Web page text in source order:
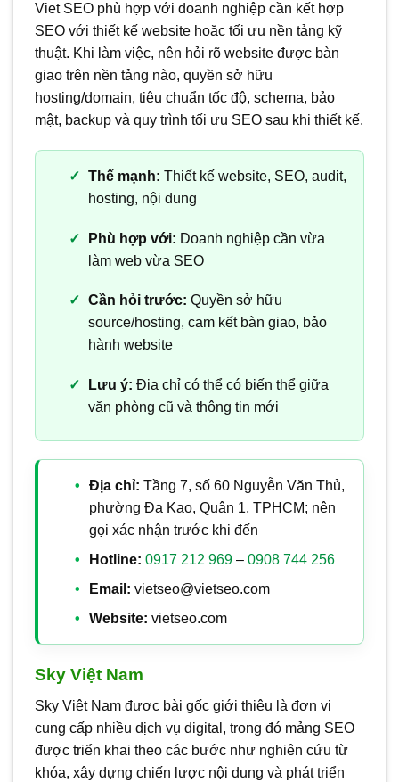
Viet SEO phù hợp với doanh nghiệp cần kết hợp
SEO với thiết kế website hoặc tối ưu nền tảng kỹ
thuật. Khi làm việc, nên hỏi rõ website được bàn
giao trên nền tảng nào, quyền sở hữu
hosting/domain, tiêu chuẩn tốc độ, schema, bảo
mật, backup và quy trình tối ưu SEO sau khi thiết kế.
Thế mạnh: Thiết kế website, SEO, audit,
hosting, nội dung
Phù hợp với: Doanh nghiệp cần vừa
làm web vừa SEO
Cần hỏi trước: Quyền sở hữu
source/hosting, cam kết bàn giao, bảo
hành website
Lưu ý: Địa chỉ có thể có biến thể giữa
văn phòng cũ và thông tin mới
Địa chỉ: Tầng 7, số 60 Nguyễn Văn Thủ,
phường Đa Kao, Quận 1, TPHCM; nên
gọi xác nhận trước khi đến
Hotline: 0917 212 969– 0908 744 256
Email: vietseo@vietseo.com
Website: vietseo.com
Sky Việt Nam
Sky Việt Nam được bài gốc giới thiệu là đơn vị
cung cấp nhiều dịch vụ digital, trong đó mảng SEO
được triển khai theo các bước như nghiên cứu từ
khóa, xây dựng chiến lược nội dung và phát triển